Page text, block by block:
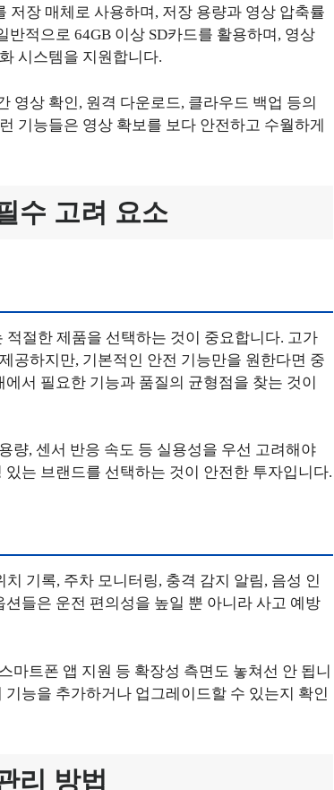
저장 매체로 사용하며, 저장 용량과 영상 압축률
적으로 64GB 이상 SD카드를 활용하며, 영상
시스템을 지원합니다.
영상 확인, 원격 다운로드, 클라우드 백업 등의
기능들은 영상 확보를 보다 안전하고 수월하게
수 고려 요소
절한 제품을 선택하는 것이 중요합니다. 고가
공하지만, 기본적인 안전 기능만을 원한다면 중
서 필요한 기능과 품질의 균형점을 찾는 것이
량, 센서 반응 속도 등 실용성을 우선 고려해야
는 브랜드를 선택하는 것이 안전한 투자입니다.
기록, 주차 모니터링, 충격 감지 알림, 음성 인
들은 운전 편의성을 높일 뿐 아니라 사고 예방
마트폰 앱 지원 등 확장성 측면도 놓쳐선 안 됩니
능을 추가하거나 업그레이드할 수 있는지 확인
리 방법